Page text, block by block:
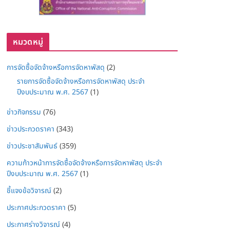
หมวดหมู่
การจัดซื้อจัดจ้างหรือการจัดหาพัสดุ (2)
รายการจัดซื้อจัดจ้างหรือการจัดหาพัสดุ ประจำ
ปีงบประมาณ พ.ศ. 2567(1)
ข่าวกิจกรรม (76)
ข่าวประกวดราคา (343)
ข่าวประชาสัมพันธ์(359)
ความก้าวหน้าการจัดซื้อจัดจ้างหรือการจัดหาพัสดุ ประจำ
ปีงบประมาณ พ.ศ. 2567(1)
ชี้แจงข้อวิจารณ์(2)
ประกาศประกวดราคา (5)
ประกาศร่างวิจารณ์(4)